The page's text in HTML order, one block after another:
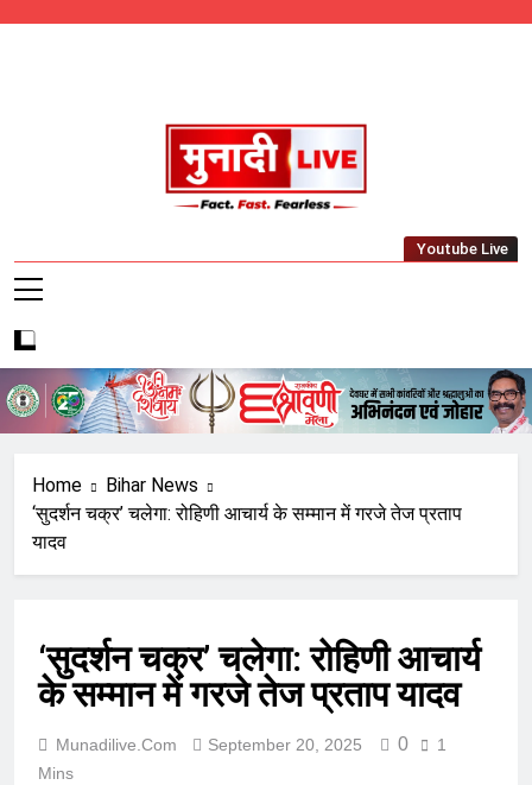
Munadi Live – Jharkhand's Leading Local
Youtube Live
Home
Bihar News
‘सुदर्शन चक्र’ चलेगा: रोहिणी आचार्य के सम्मान में गरजे तेज प्रताप
यादव
‘सुदर्शन चक्र’ चलेगा: रोहिणी आचार्य
के सम्मान में गरजे तेज प्रताप यादव
Munadilive.com September 20, 2025 0
1
Mins